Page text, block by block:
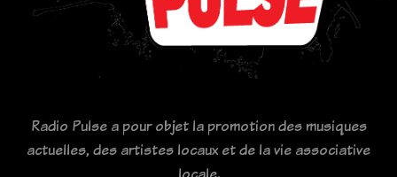
Radio Pulse a pour objet la promotion des musiques
actuelles, des artistes locaux et de la vie associative